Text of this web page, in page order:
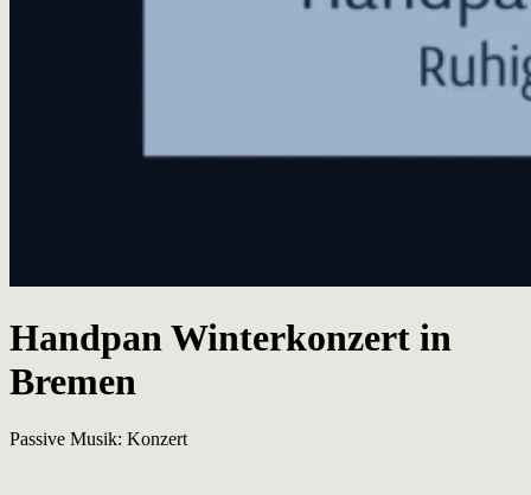
Handpan Winterkonzert in
Bremen
Passive Musik: Konzert